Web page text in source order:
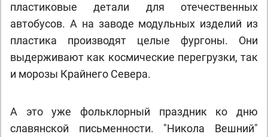
пластиковые детали для отечественных
автобусов. А на заводе модульных изделий из
пластика производят целые фургоны. Они
выдерживают как космические перегрузки, так
и морозы Крайнего Севера.
А это уже фольклорный праздник ко дню
славянской письменности. "Никола Вешний"